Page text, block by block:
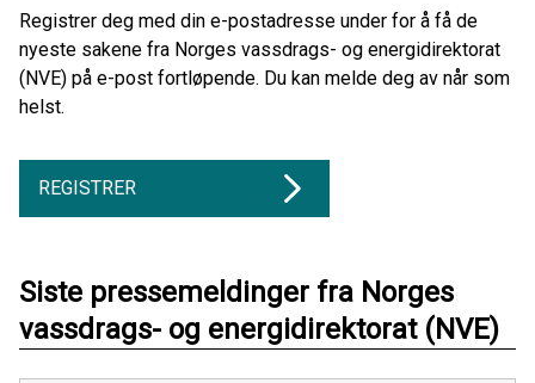
Registrer deg med din e-postadresse under for å få de
nyeste sakene fra Norges vassdrags- og energidirektorat
(NVE) på e-post fortløpende. Du kan melde deg av når som
helst.
REGISTRER
Siste pressemeldinger fra Norges
vassdrags- og energidirektorat (NVE)